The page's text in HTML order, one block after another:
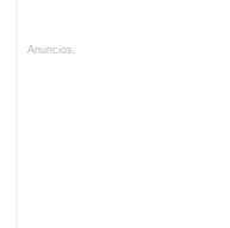
Anuncios.